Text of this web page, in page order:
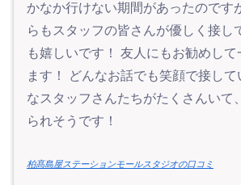
かなか行けない期間があったのです
らもスタッフの皆さんが優しく接し
も嬉しいです！ 友人にもお勧めし
ます！ どんなお話でも笑顔で接し
なスタッフさんたちがたくさんいて
られそうです！
柏髙島屋ステーションモールスタジオの口コミ